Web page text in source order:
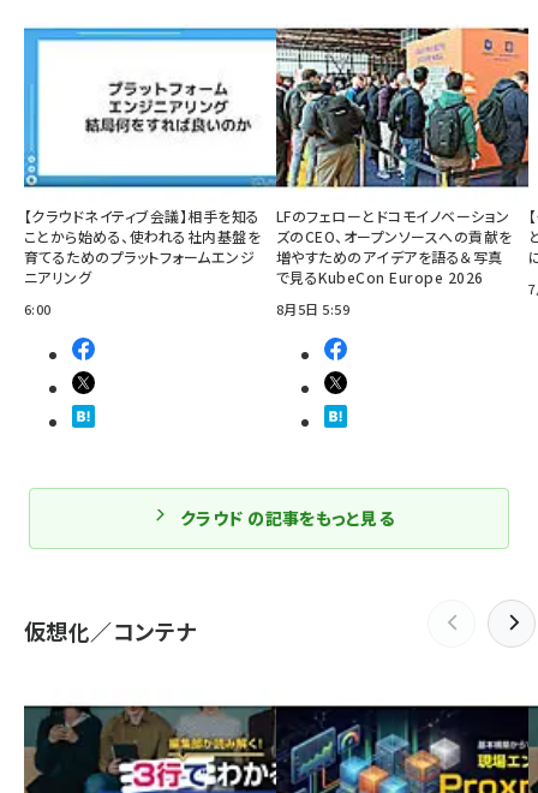
【クラウドネイティブ会議】相手を知る
ことから始める、使われる社内基盤を
育てるためのプラットフォームエンジ
ニアリング
6:00
LFのフェローとドコモイノベーション
ズのCEO、オープンソースへの貢献を
増やすためのアイデアを語る＆写真
で見るKubeCon Europe 2026
8月5日 5:59
クラウド の記事をもっと見る
仮想化／コンテナ